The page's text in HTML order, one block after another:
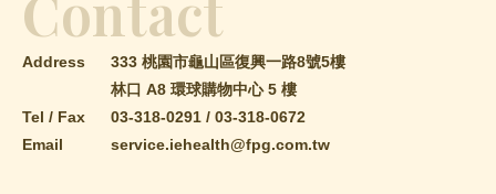
Address
333 桃園市龜山區復興一路8號5樓
林口 A8 環球購物中心 5 樓
Tel / Fax
03-318-0291 / 03-318-0672
Email
service.iehealth@fpg.com.tw